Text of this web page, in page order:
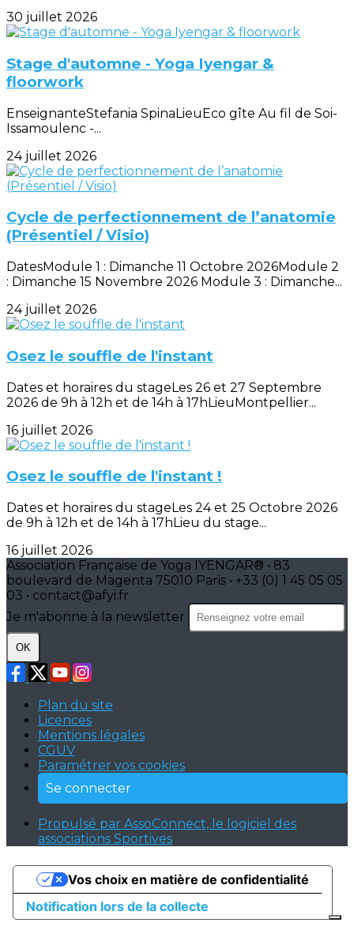
30 juillet 2026
Stage d'automne - Yoga Iyengar &
floorwork
EnseignanteStefania SpinaLieuEco gîte Au fil de Soi-
Issamoulenc -...
24 juillet 2026
Cycle de perfectionnement de l’anatomie
(Présentiel / Visio)
DatesModule 1 : Dimanche 11 Octobre 2026Module 2
: Dimanche 15 Novembre 2026 Module 3 : Dimanche...
24 juillet 2026
Osez le souffle de l'instant
Dates et horaires du stageLes 26 et 27 Septembre
2026 de 9h à 12h et de 14h à 17hLieuMontpellier...
16 juillet 2026
Osez le souffle de l'instant !
Dates et horaires du stageLes 24 et 25 Octobre 2026
de 9h à 12h et de 14h à 17hLieu du stage...
16 juillet 2026
Association Française de Yoga IYENGAR® • 83
boulevard de Magenta 75010 Paris • +33 (0) 1 45 05 05
03 • contact@afyi.fr
Je m'abonne à la newsletter
OK
Plan du site
Licences
Mentions légales
CGUV
Paramétrer vos cookies
Se connecter
Propulsé par AssoConnect, le logiciel des
associations Sportives
Notification lors de la collecte
Vos choix en matière de confidentialité